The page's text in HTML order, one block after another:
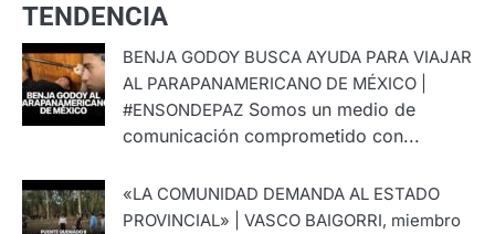
TENDENCIA
BENJA GODOY BUSCA AYUDA PARA VIAJAR
AL PARAPANAMERICANO DE MÉXICO |
#ENSONDEPAZ Somos un medio de
comunicación comprometido con...
«LA COMUNIDAD DEMANDA AL ESTADO
PROVINCIAL» | VASCO BAIGORRI, miembro